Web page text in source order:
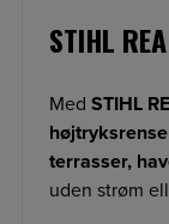
STIHL
Med STIHL
terrasser,
uden strøm